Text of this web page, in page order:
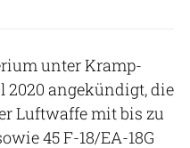
unter Kramp-
2020 angekündigt, die
Luftwaffe mit bis zu
45 F-18/EA-18G